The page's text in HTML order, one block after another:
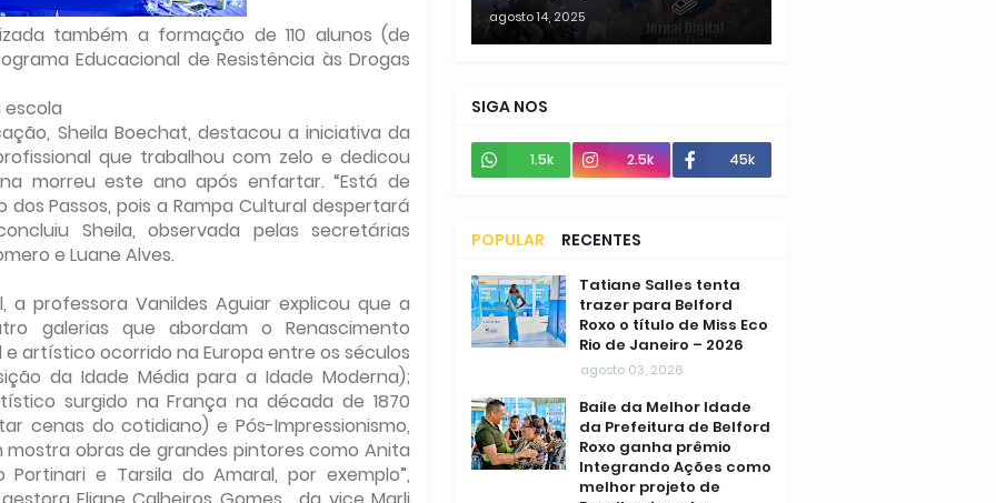
também a formação de 110 alunos (de
Educacional de Resistência às Drogas
Sheila Boechat, destacou a iniciativa da
que trabalhou com zelo e dedicou
morreu este ano após enfartar. “Está de
Passos, pois a Rampa Cultural despertará
Sheila, observada pelas secretárias
e Luane Alves.
a professora Vanildes Aguiar explicou que a
galerias que abordam o Renascimento
artístico ocorrido na Europa entre os séculos
da Idade Média para a Idade Moderna);
surgido na França na década de 1870
cenas do cotidiano) e Pós-Impressionismo,
mostra obras de grandes pintores como Anita
Portinari e Tarsila do Amaral, por exemplo”,
agosto 14, 2025
SIGA NOS
1.5k 2.5k 45k
POPULAR
RECENTES
COMENTÁRIOSTatiane Salles tenta
trazer para Belford
Roxo o título de Miss Eco
Rio de Janeiro – 2026
agosto 03, 2026
Baile da Melhor Idade
da Prefeitura de Belford
Roxo ganha prêmio
Integrando Ações como
melhor projeto de